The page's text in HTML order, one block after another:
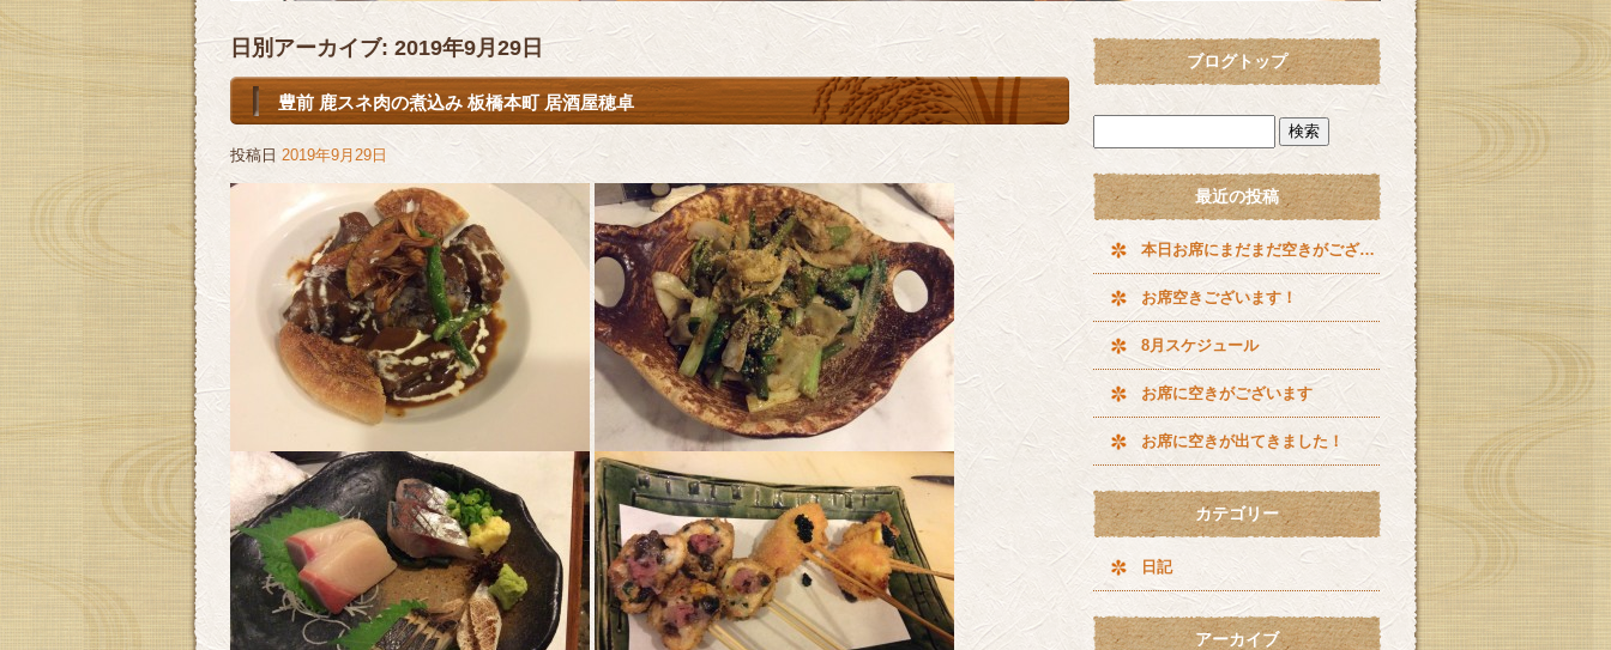
日別アーカイブ: 2019年9月29日
豊前 鹿スネ肉の煮込み 板橋本町 居酒屋穂卓
投稿日 2019年9月29日
ブログトップ
最近の投稿
本日お席にまだまだ空きがございます^ ^
お席空きございます！
8月スケジュール
お席に空きがございます
お席に空きが出てきました！
カテゴリー
日記
アーカイブ